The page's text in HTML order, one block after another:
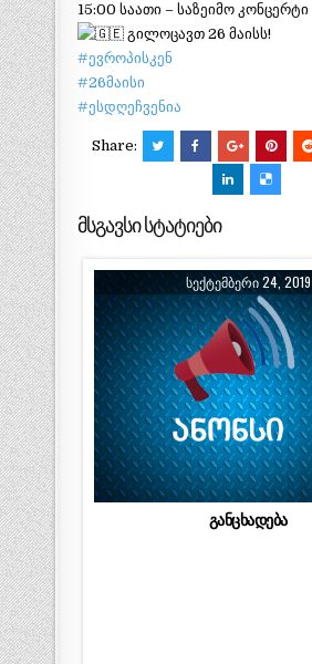
15:00 საათი – საზეიმო კონცერტი
გილოცავთ 26 მაისს!
#ევროპისკენ
#26მაისი
#ესდღეჩვენია
Share:
მსგავსი სტატიები
ᲡᲔᲥᲢᲔᲛᲑᲔᲠᲘ 24, 2019
განცხადება